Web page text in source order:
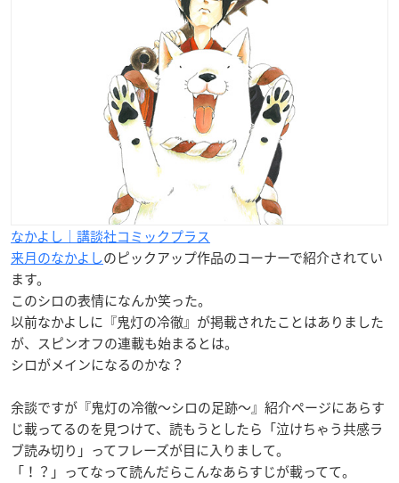
なかよし｜講談社コミックプラス
来月のなかよしのピックアップ作品のコーナーで紹介されてい
ます。
このシロの表情になんか笑った。
以前なかよしに『鬼灯の冷徹』が掲載されたことはありました
が、スピンオフの連載も始まるとは。
シロがメインになるのかな？
余談ですが『鬼灯の冷徹～シロの足跡～』紹介ページにあらす
じ載ってるのを見つけて、読もうとしたら「泣けちゃう共感ラ
ブ読み切り」ってフレーズが目に入りまして。
「！？」ってなって読んだらこんなあらすじが載ってて。